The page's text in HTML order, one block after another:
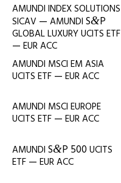
AMUNDI INDEXSOLUTIONS
SICAV — AMUNDI S&P
GLOBALLUXURYUCITS ETF
— EURACC
AMUNDI MSCI EMASIA
UCITS ETF — EURACC
AMUNDI MSCI EUROPE
UCITS ETF — EURACC
AMUNDI S&P 500 UCITS
ETF — EURACC